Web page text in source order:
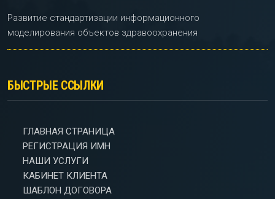
Развитие стандартизации информационного
моделирования объектов здравоохранения
БЫСТРЫЕ ССЫЛКИ
ГЛАВНАЯ СТРАНИЦА
РЕГИСТРАЦИЯ ИМН
НАШИ УСЛУГИ
КАБИНЕТ КЛИЕНТА
ШАБЛОН ДОГОВОРА